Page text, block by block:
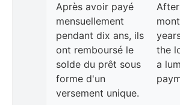
Après avoir payé
mensuellement
pendant dix ans, ils
ont remboursé le
solde du prêt sous
forme d'un
versement unique.
the
a